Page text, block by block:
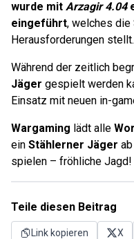
wurde mit Arzagir 4.04
eingeführt, welches die
Herausforderungen stellt.
Während der zeitlich
Jäger gespielt werden
Einsatz mit neuen in-
Wargaming lädt alle
ein Stählerner Jäger
spielen – fröhliche Jagd!
Teile diesen Beitrag
Link kopieren X